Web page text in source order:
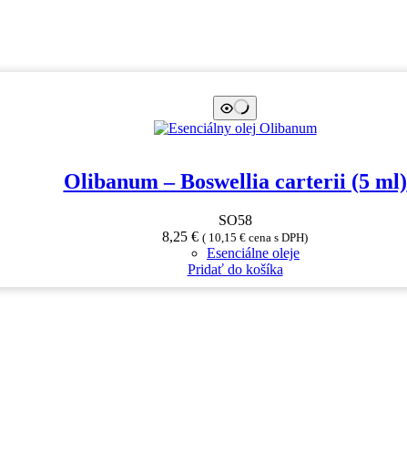
Olibanum – Boswellia carterii (5 ml)
SO58
8,25 € ( 10,15 € cena s DPH)
Esenciálne oleje
Pridať do košíka